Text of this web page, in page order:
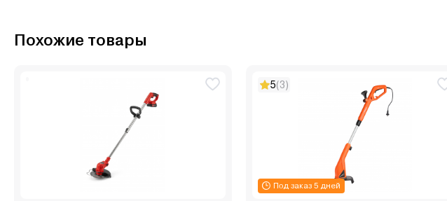
Похожие товары
Под заказ 5 дней
5(3)